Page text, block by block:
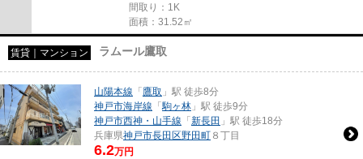
間取り：1K
面積：31.52㎡
賃貸｜マンション ラムール鷹取
山陽本線 「 鷹取 」駅 徒歩8分
神戸市海岸線 「駒ヶ林 」駅 徒歩9分
神戸市西神・山手線 「 新長田 」駅 徒歩18分
兵庫県神戸市長田区野田町 ８丁目
6.2万円